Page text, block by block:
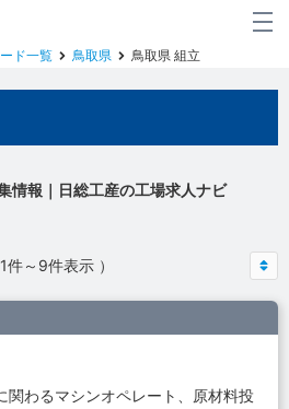
ド一覧 鳥取県 鳥取県 組立
情報｜日総工産の工場求人ナビ
～9件表示 ）
関わるマシンオペレート、原材料投